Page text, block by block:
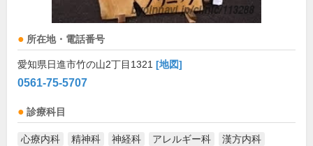
所在地・電話番号
愛知県日進市竹の山2丁目1321 [地図]
0561-75-5707
診療科目
心療内科 精神科 神経科 アレルギー科 漢方内科